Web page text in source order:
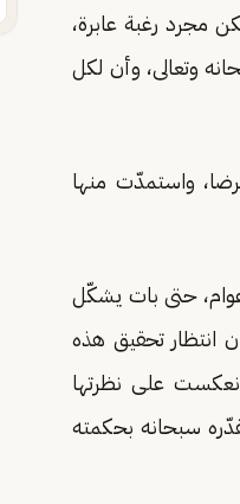
مجرد رغبة عابرة،
وتعالى، وأن لكل
واستمدّت منها
حتى بات يشكّل
انتظار تحقيق هذه
انعكست على نظرتها
سبحانه بحكمته